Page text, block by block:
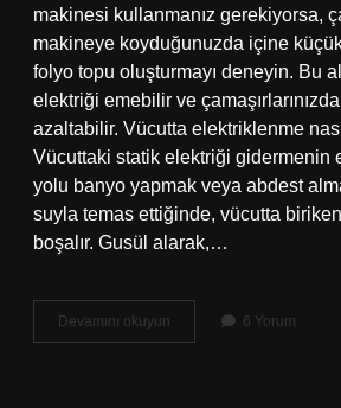
makinesi kullanmanız gerekiyorsa,
makineye koyduğunuzda içine
folyo topu oluşturmayı deneyin. Bu
elektriği emebilir ve
azaltabilir. Vücutta elektriklenme
Vücuttaki statik elektriği gidermenin
yolu banyo yapmak veya abdest
suyla temas ettiğinde, vücutta
boşalır. Gusül alarak,…
Devamını okuyun Elektriklenmeyi
Önlemek
6 Yorum